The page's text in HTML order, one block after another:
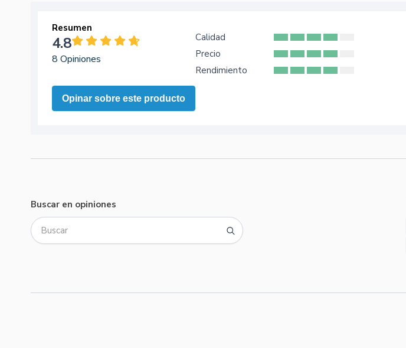
Resumen
4.8
8 Opiniones
Opinar sobre este producto
Calidad
Precio
Rendimiento
Buscar en opiniones